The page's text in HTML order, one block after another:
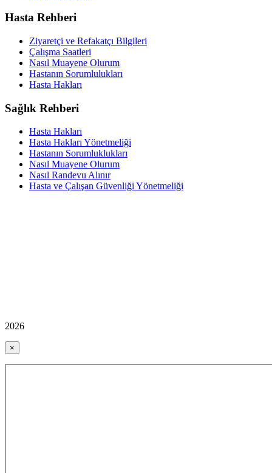
Hasta Rehberi
Ziyaretçi ve Refakatçı Bilgileri
Çalışma Saatleri
Nasıl Muayene Olurum
Hastanın Sorumlulukları
Hasta Hakları
Sağlık Rehberi
Hasta Hakları
Hasta Hakları Yönetmeliği
Hastanın Sorumluklukları
Nasıl Muayene Olurum
Nasıl Randevu Alınır
Hasta ve Çalışan Güvenliği Yönetmeliği
2026
×